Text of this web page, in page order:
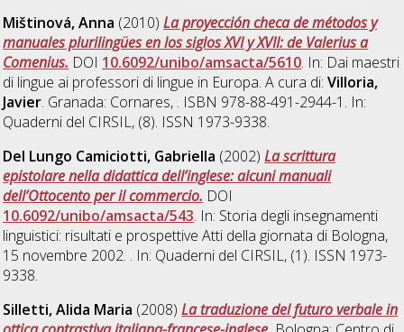
Mištinová, Anna (2010)La proyección checa de métodos y
manuales plurilingües en los siglos XVI y XVII: de Valerius a
Comenius. DOI 10.6092/unibo/amsacta/5610. In: Dai maestri
di lingue ai professori di lingue in Europa. A cura di:Villoria,
Javier. Granada: Cornares, . ISBN 978-88-491-2944-1. In:
Quaderni del CIRSIL, (8). ISSN 1973-9338.
Del Lungo Camiciotti, Gabriella (2002)La scrittura
epistolare nella didattica dell’inglese: alcuni manuali
dell’Ottocento per il commercio. DOI
10.6092/unibo/amsacta/543. In: Storia degli insegnamenti
linguistici: risultati e prospettive Atti della giornata di Bologna,
15 novembre 2002. . In: Quaderni del CIRSIL, (1). ISSN 1973-
9338.
Silletti, Alida Maria (2008)La traduzione del futuro verbale in